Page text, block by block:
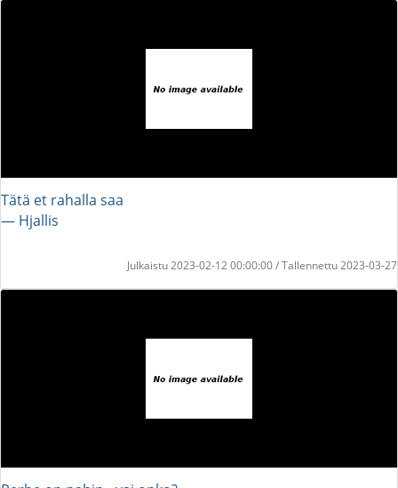
Tätä et rahalla saa
― Hjallis
Julkaistu 2023-02-12 00:00:00 / Tallennettu 2023-03-27